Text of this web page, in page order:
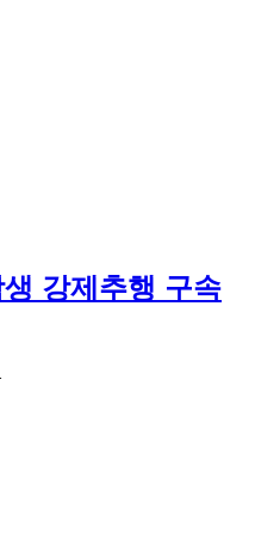
강제추행 구속